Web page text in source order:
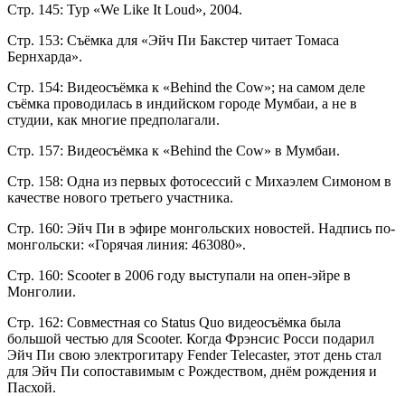
Стр. 145: Тур «We Like It Loud», 2004.
Стр. 153: Съёмка для «Эйч Пи Бакстер читает Томаса
Бернхарда».
Стр. 154: Видеосъёмка к «Behind the Cow»; на самом деле
съёмка проводилась в индийском городе Мумбаи, а не в
студии, как многие предполагали.
Стр. 157: Видеосъёмка к «Behind the Cow» в Мумбаи.
Стр. 158: Одна из первых фотосессий с Михаэлем Симоном в
качестве нового третьего участника.
Стр. 160: Эйч Пи в эфире монгольских новостей. Надпись по-
монгольски: «Горячая линия: 463080».
Стр. 160: Scooter в 2006 году выступали на опен-эйре в
Монголии.
Стр. 162: Совместная со Status Quo видеосъёмка была
большой честью для Scooter. Когда Фрэнсис Росси подарил
Эйч Пи свою электрогитару Fender Telecaster, этот день стал
для Эйч Пи сопоставимым с Рождеством, днём рождения и
Пасхой.